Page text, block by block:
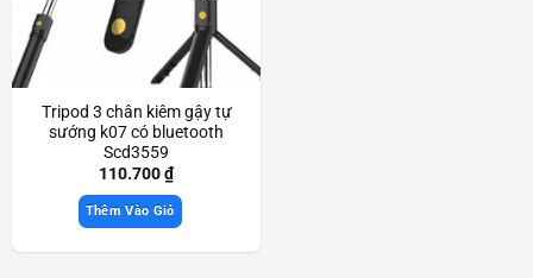
Tripod 3 chân kiêm gậy tự
sướng k07 có bluetooth
Scd3559
110.700₫
Thêm Vào Giỏ